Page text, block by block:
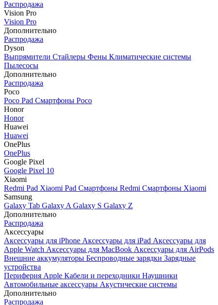
Распродажа
Vision Pro
Vision Pro
Дополнительно
Распродажа
Dyson
Выпрямители Стайлеры Фены Климатические системы
Пылесосы
Дополнительно
Распродажа
Poco
Poco Pad Смартфоны Poco
Honor
Honor
Huawei
Huawei
OnePlus
OnePlus
Google Pixel
Google Pixel 10
Xiaomi
Redmi Pad Xiaomi Pad Смартфоны Redmi Смартфоны Xiaomi
Samsung
Galaxy Tab Galaxy A Galaxy S Galaxy Z
Дополнительно
Распродажа
Аксессуары
Аксессуары для iPhone Аксессуары для iPad Аксессуары для
Apple Watch Аксессуары для MacBook Аксессуары для AirPods
Внешние аккумуляторы Беспроводные зарядки Зарядные
устройства
Периферия Apple Кабели и переходники Наушники
Автомобильные аксессуары Акустические системы
Дополнительно
Распродажа